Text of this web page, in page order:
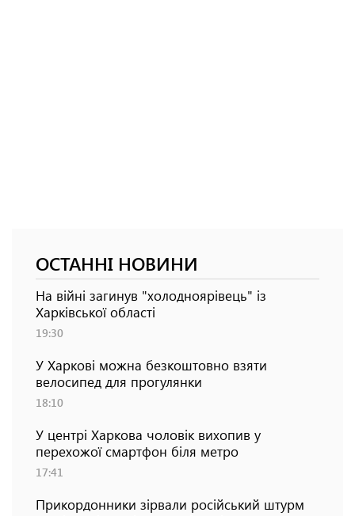
ОСТАННІ НОВИНИ
На війні загинув "холодноярівець" із
Харківської області
19:30
У Харкові можна безкоштовно взяти
велосипед для прогулянки
18:10
У центрі Харкова чоловік вихопив у
перехожої смартфон біля метро
17:41
Прикордонники зірвали російський штурм